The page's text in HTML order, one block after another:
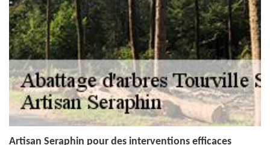
Artisan Seraphin pour des interventions efficaces